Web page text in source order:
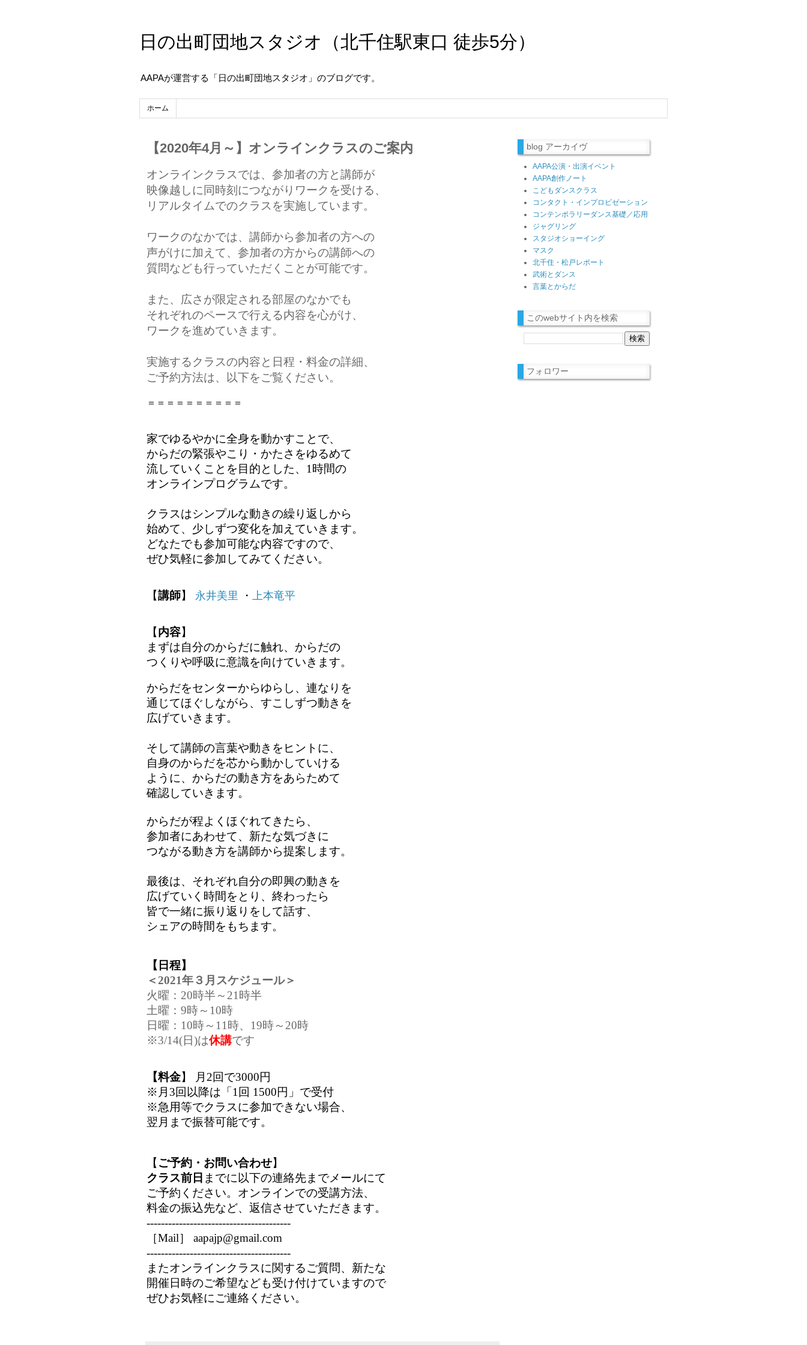
日の出町団地スタジオ（北千住駅東口 徒歩5分）
AAPAが運営する「日の出町団地スタジオ」のブログです。
ホーム
【2020年4月～】オンラインクラスのご案内
オンラインクラスでは、参加者の方と講師が
映像越しに同時刻につながりワークを受ける、
リアルタイムでのクラスを実施しています。
ワークのなかでは、講師から参加者の方への
声がけに加えて、参加者の方からの講師への
質問なども行っていただくことが可能です。
また、広さが限定される部屋のなかでも
それぞれのペースで行える内容を心がけ、
ワークを進めていきます。
実施するクラスの内容と日程・料金の詳細、
ご予約方法は、以下をご覧ください。
＝＝＝＝＝＝＝＝＝＝
家でゆるやかに全身を動かすことで、
からだの緊張やこり・かたさをゆるめて
流していくことを目的とした、1時間の
オンラインプログラムです。
クラスはシンプルな動きの繰り返しから
始めて、少しずつ変化を加えていきます。
どなたでも参加可能な内容ですので、
ぜひ気軽に参加してみてください。
【講師】 永井美里 ・ 上本竜平
【内容】
まずは自分のからだに触れ、 からだの
つくりや呼吸に意識を向けていきます。
からだをセンターからゆらし、 連なりを
通じてほぐしながら、 すこしずつ動きを
広げていきます。
そして講師の言葉や動きを ヒントに、
自身のからだを芯から動かしていける
ように、からだの動き方をあらためて
確認していきます。
からだが程よくほぐれてきたら、
参加者にあわせて、新たな気づきに
つながる動き方を講師から提案します。
最後は、それぞれ自分の即興の動きを
広げていく 時間をとり、終わったら
皆で一緒に振り返りをして話す、
シェアの時間をもちます。
【日程】
＜2021年３月スケジュール＞
火曜：20時半～21時半
土曜：9時～10時
日曜：10時～11時、19時～20時
※3/14(日)は休講です
【料金】 月 2回で3000円
※月3回以降は「1回 1500円」で受付
※急用等でクラスに参加できない場合、
翌月まで振替可能です。
【 ご予約・お問い合わせ】
クラス前日 までに以下の連絡先までメールにて
ご予約ください。オンラインでの受講方法、
料金の振込先など、返信させていただきます。
----------------------------------------
［Mail］ aapajp@gmail.com
----------------------------------------
またオンラインクラスに関するご質問、新たな
開催日時のご希望なども受け付けていますので
ぜひお気軽にご連絡ください。
blog アーカイヴ
AAPA公演・出演イベント
AAPA創作ノート
こどもダンスクラス
コンタクト・インプロビゼーション
コンテンポラリーダンス基礎／応用
ジャグリング
スタジオショーイング
マスク
北千住・松戸レポート
武術とダンス
言葉とからだ
このwebサイト内を検索
フォロワー